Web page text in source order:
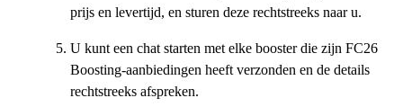
prijs en levertijd, en sturen deze rechtstreeks naar u.
U kunt een chat starten met elke booster die zijn FC26
Boosting-aanbiedingen heeft verzonden en de details
rechtstreeks afspreken.